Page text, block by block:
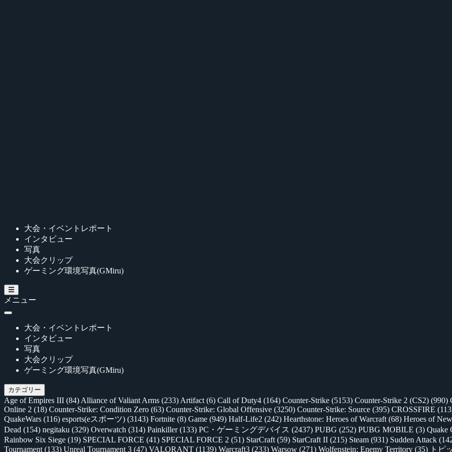
大会・イベントレポート
インタビュー
写真
大会クリップ
ゲーミング環境写真(GMiru)
メニュー
大会・イベントレポート
インタビュー
写真
大会クリップ
ゲーミング環境写真(GMiru)
カテゴリー
Age of Empires III (84) Alliance of Valiant Arms (233) Artifact (6) Call of Duty4 (164) Counter-Strike (5153) Counter-Strike 2 (CS2) (990)
Online 2 (18) Counter-Strike: Condition Zero (63) Counter-Strike: Global Offensive (3250) Counter-Strike: Source (395) CROSSFIRE
QuakeWars (116) esports(eスポーツ) (3143) Fortnite (8) Game (949) Half-Life2 (242) Hearthstone: Heroes of Warcraft (68) Heroes of
Dead (154) negitaku (329) Overwatch (314) Painkiller(133) PC・ゲーミングデバイス (2437) PUBG (252) PUBG MOBILE (3) Quake
Rainbow Six Siege (19) SPECIAL FORCE (41) SPECIAL FORCE 2 (51) StarCraft (59) StarCraft II (215) Steam (931) Sudden Attack
Tournament (133) Unreal Tournament 3 (47) VALORANT (1139) Warcraft3 (233) Warsow (271) Wolfenstein: Enemy Territory (35) トピ